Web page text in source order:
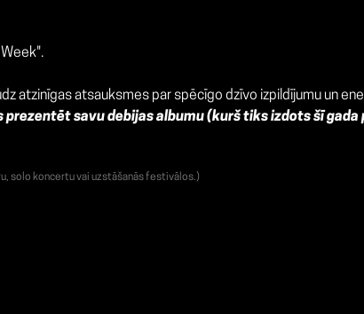
atzinīgas atsauksmes par spēcīgo dzīvo izpildījumu un
savu debijas albumu (kurš tiks izdots šī gada
solo koncertu vai uzstāšanās festivālos.)